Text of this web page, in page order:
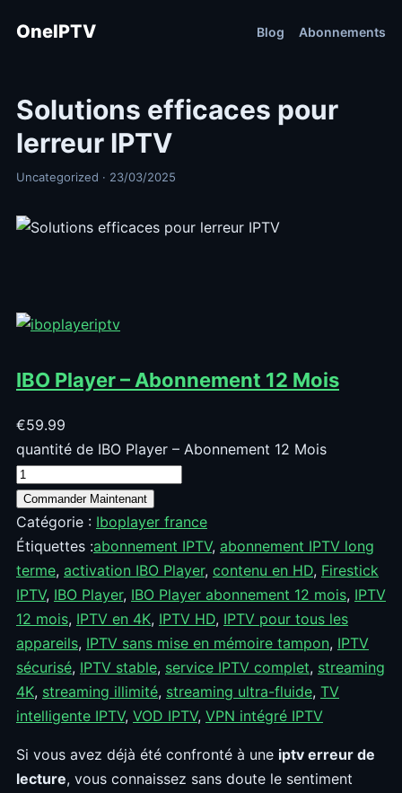
OneIPTV Blog Abonnements
Solutions efficaces pour
lerreur IPTV
Uncategorized · 23/03/2025
IBO Player – Abonnement 12 Mois
€59.99
quantité de IBO Player – Abonnement 12 Mois
Commander Maintenant
Catégorie : Iboplayer france
Étiquettes :abonnement IPTV, abonnement IPTV long
terme, activation IBO Player, contenu en HD, Firestick
IPTV, IBO Player, IBO Player abonnement 12 mois, IPTV
12 mois, IPTV en 4K, IPTV HD, IPTV pour tous les
appareils, IPTV sans mise en mémoire tampon, IPTV
sécurisé, IPTV stable, service IPTV complet, streaming
4K, streaming illimité, streaming ultra-fluide, TV
intelligente IPTV, VOD IPTV, VPN intégré IPTV
Si vous avez déjà été confronté à une iptv erreur de
lecture, vous connaissez sans doute le sentiment